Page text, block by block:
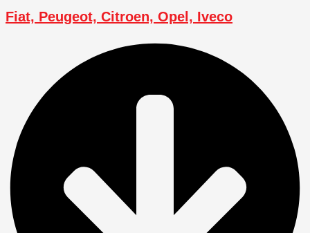
Fiat, Peugeot, Citroen, Opel, Iveco